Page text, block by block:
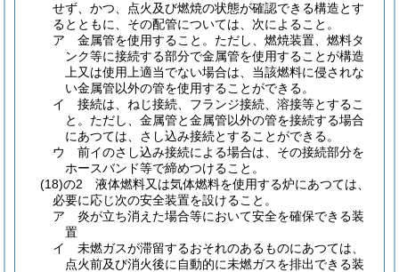
せず、かつ、点火及び燃焼の状態が確認できる構造とす
るとともに、その配管については、次によること。
ア
金属管を使用すること。 ただし、燃焼装置、燃料タ
ンク等に接続する部分で金属管を使用することが構造
上又は使用上適当でない場合は、当該燃料に侵されな
い金属管以外の管を使用することができる。
イ
接続は、ねじ接続、フランジ接続、溶接等とするこ
と。 ただし、金属管と金属管以外の管を接続する場合
にあつては、さし込み接続とすることができる。
ウ
前イのさし込み接続による場合は、その接続部分を
ホースバンド等で締めつけること。
(18)の2
液体燃料又は気体燃料を使用する炉にあつては、
必要に応じ次の安全装置を設けること。
ア
炎が立ち消えた場合等において安全を確保できる装
置
イ
未燃ガスが滞留するおそれのあるものにあつては、
点火前及び消火後に自動的に未燃ガスを排出できる装